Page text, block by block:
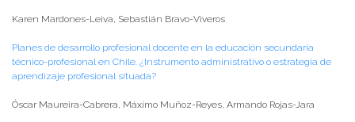
Karen Mardones-Leiva, Sebastián Bravo-Viveros
Planes de desarrollo profesional docente en la educación secundaria
técnico-profesional en Chile. ¿Instrumento administrativo o estrategia de
aprendizaje profesional situada?
Óscar Maureira-Cabrera, Máximo Muñoz-Reyes, Armando Rojas-Jara